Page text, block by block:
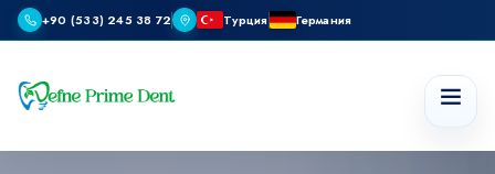
+90 (533) 245 38 72 Турция Германия